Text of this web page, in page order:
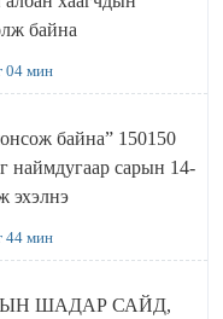
байна
04 мин
байна” 150150
наймдугаар сарын 14-
эхэлнэ
44 мин
ШАДАР САЙД,